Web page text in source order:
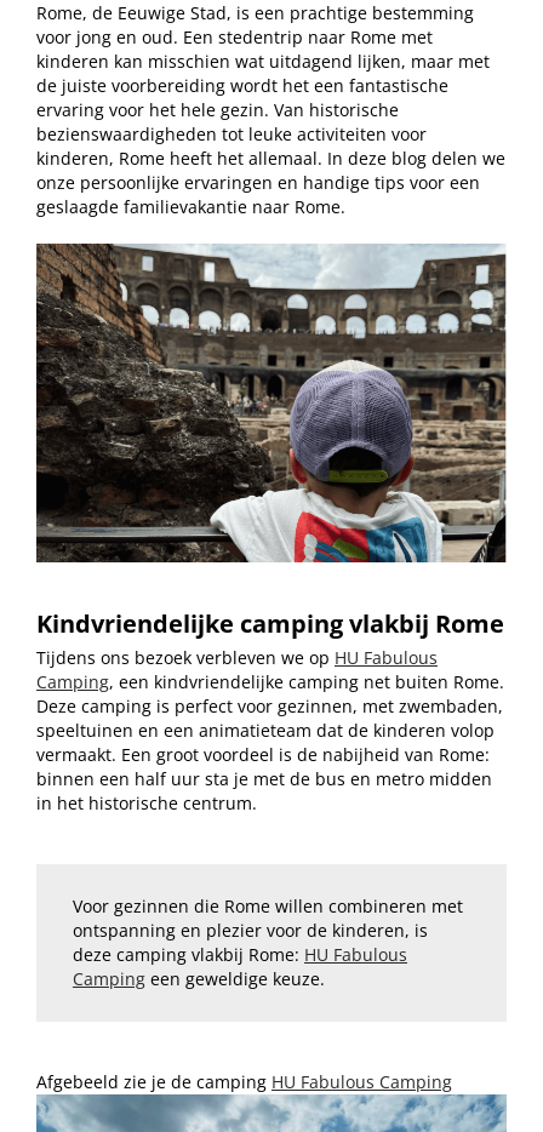
Rome, de Eeuwige Stad, is een prachtige bestemming
voor jong en oud. Een stedentrip naar Rome met
kinderen kan misschien wat uitdagend lijken, maar met
de juiste voorbereiding wordt het een fantastische
ervaring voor het hele gezin. Van historische
bezienswaardigheden tot leuke activiteiten voor
kinderen, Rome heeft het allemaal. In deze blog delen we
onze persoonlijke ervaringen en handige tips voor een
geslaagde familievakantie naar Rome.
Kindvriendelijke camping vlakbij Rome
Tijdens ons bezoek verbleven we op HU Fabulous
Camping, een kindvriendelijke camping net buiten Rome.
Deze camping is perfect voor gezinnen, met zwembaden,
speeltuinen en een animatieteam dat de kinderen volop
vermaakt. Een groot voordeel is de nabijheid van Rome:
binnen een half uur sta je met de bus en metro midden
in het historische centrum.
Voor gezinnen die Rome willen combineren met
ontspanning en plezier voor de kinderen, is
deze camping vlakbij Rome: HU Fabulous
Camping een geweldige keuze.
Afgebeeld zie je de camping HU Fabulous Camping